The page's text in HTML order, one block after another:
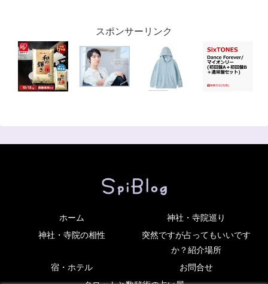
スポンサーリンク
ホーム
神社・寺院巡り
神社・寺院の相性
突然ですが占ってもいいです
か？紹介場所
宿・ホテル
お問合せ